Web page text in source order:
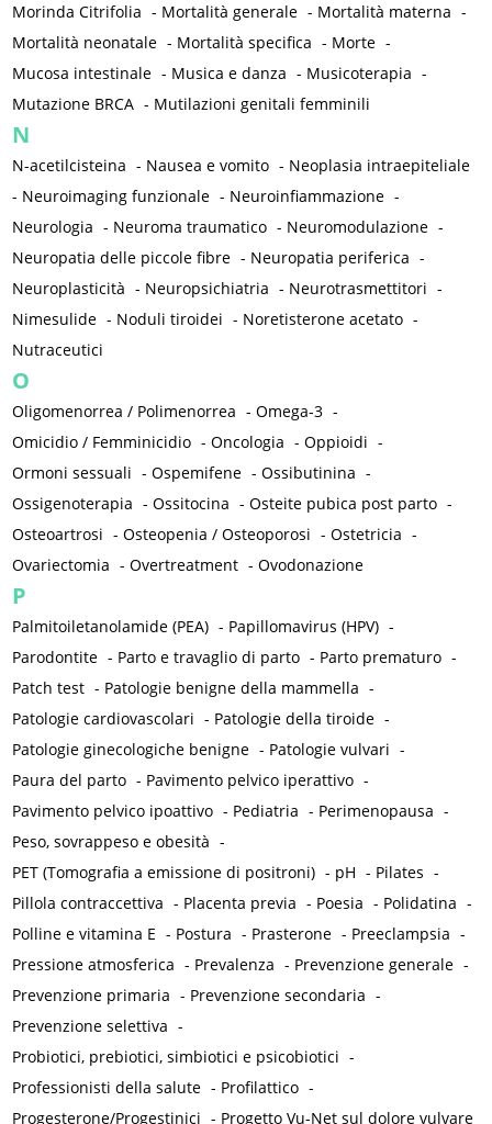
Morinda Citrifolia - Mortalità generale - Mortalità materna -
Mortalità neonatale - Mortalità specifica - Morte -
Mucosa intestinale - Musica e danza - Musicoterapia -
Mutazione BRCA - Mutilazioni genitali femminili
N
N-acetilcisteina - Nausea e vomito - Neoplasia intraepiteliale
- Neuroimaging funzionale - Neuroinfiammazione -
Neurologia - Neuroma traumatico - Neuromodulazione -
Neuropatia delle piccole fibre - Neuropatia periferica -
Neuroplasticità - Neuropsichiatria - Neurotrasmettitori -
Nimesulide - Noduli tiroidei - Noretisterone acetato -
Nutraceutici
O
Oligomenorrea / Polimenorrea -Omega-3 -
Omicidio / Femminicidio -Oncologia -Oppioidi -
Ormoni sessuali -Ospemifene -Ossibutinina -
Ossigenoterapia -Ossitocina -Osteite pubica post parto -
Osteoartrosi -Osteopenia / Osteoporosi -Ostetricia -
Ovariectomia -Overtreatment -Ovodonazione
P
Palmitoiletanolamide (PEA) - Papillomavirus (HPV) -
Parodontite - Parto e travaglio di parto - Parto prematuro -
Patch test - Patologie benigne della mammella -
Patologie cardiovascolari - Patologie della tiroide -
Patologie ginecologiche benigne - Patologie vulvari -
Paura del parto - Pavimento pelvico iperattivo -
Pavimento pelvico ipoattivo - Pediatria - Perimenopausa -
Peso, sovrappeso e obesità -
PET (Tomografia a emissione di positroni) - pH - Pilates -
Pillola contraccettiva - Placenta previa - Poesia - Polidatina -
Polline e vitamina E - Postura - Prasterone - Preeclampsia -
Pressione atmosferica - Prevalenza - Prevenzione generale -
Prevenzione primaria - Prevenzione secondaria -
Prevenzione selettiva -
Probiotici, prebiotici, simbiotici e psicobiotici -
Professionisti della salute - Profilattico -
Progesterone/Progestinici - Progetto Vu-Net sul dolore vulvare